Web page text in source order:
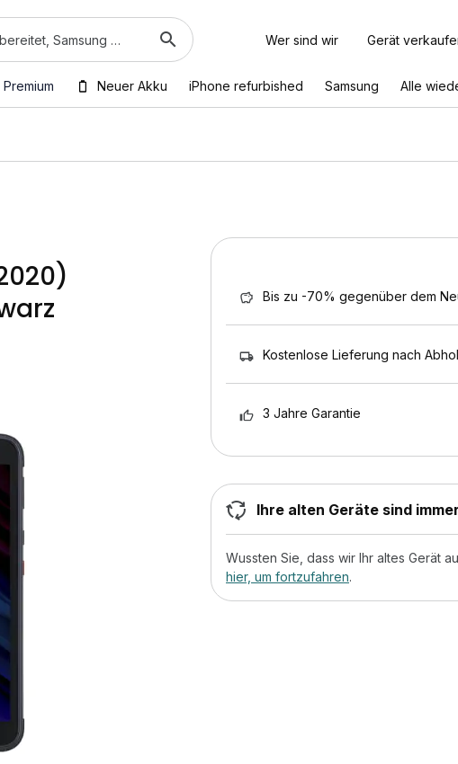
Wer sind wir Gerät
Neuer Akku iPhone refurbished Samsung Alle
Bis zu -70% gegenüber dem
Kostenlose Lieferung nach
3 Jahre Garantie
Ihre alten Geräte sind
Wussten Sie, dass wir Ihr altes Gerät
hier, um fortzufahren.